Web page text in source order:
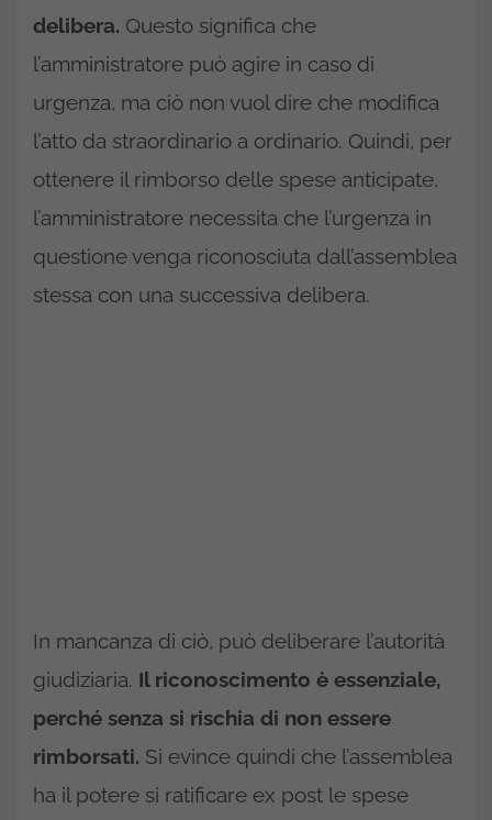
delibera. Questo significa che
l’amministratore può agire in caso di
urgenza, ma ciò non vuol dire che modifica
l’atto da straordinario a ordinario. Quindi, per
ottenere il rimborso delle spese anticipate,
l’amministratore necessita che l’urgenza in
questione venga riconosciuta dall’assemblea
stessa con una successiva delibera.
In mancanza di ciò, può deliberare l’autorità
giudiziaria. Il riconoscimento è essenziale,
perché senza si rischia di non essere
rimborsati. Si evince quindi che l’assemblea
ha il potere si ratificare ex post le spese